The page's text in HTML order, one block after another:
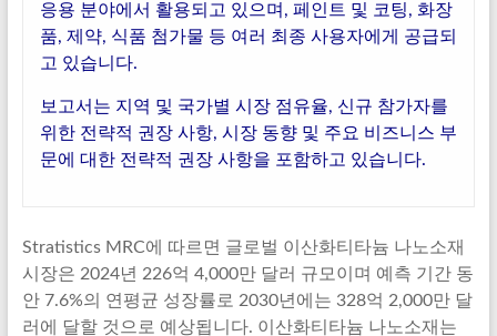
응용 분야에서 활용되고 있으며, 페인트 및 코팅, 화장
품, 제약, 식품 첨가물 등 여러 최종 사용자에게 공급되
고 있습니다.
보고서는 지역 및 국가별 시장 점유율, 신규 참가자를
위한 전략적 권장 사항, 시장 동향 및 주요 비즈니스 부
문에 대한 전략적 권장 사항을 포함하고 있습니다.
Stratistics MRC에 따르면 글로벌 이산화티타늄 나노소재
시장은 2024년 226억 4,000만 달러 규모이며 예측 기간 동
안 7.6%의 연평균 성장률로 2030년에는 328억 2,000만 달
러에 달할 것으로 예상됩니다. 이산화티타늄 나노소재는